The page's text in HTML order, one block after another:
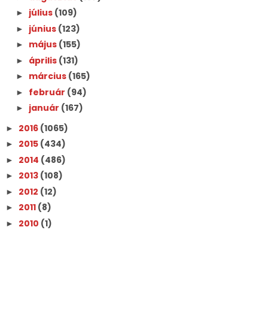
► július (109)
► június (123)
► május (155)
► április (131)
► március (165)
► február (94)
► január (167)
► 2016 (1065)
► 2015 (434)
► 2014 (486)
► 2013 (108)
► 2012 (12)
► 2011 (8)
► 2010 (1)